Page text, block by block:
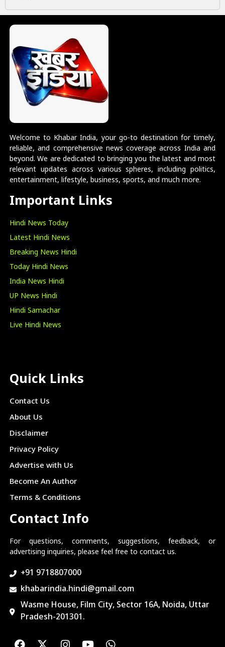
Welcome to Khabar India, your go-to destination for timely,
reliable, and comprehensive news coverage across India and
beyond. We are dedicated to bringing you the latest and most
relevant updates across various spheres, including politics,
entertainment, lifestyle, business, sports, and much more.
Important Links
Hindi News Today
Latest Hindi News
Breaking News Hindi
Today Hindi News
India News Hindi
UP News Hindi
Hindi Samachar
Live Hindi News
Quick Links
Contact Us
About Us
Disclaimer
Privacy Policy
Advertise with Us
Become An Author
Terms & Conditions
Contact Info
For questions, comments, suggestions, feedback, or
advertising inquiries, please feel free to contact us.
+91 9718807000
khabarindia.hindi@gmail.com
Wasme House, Film City, Sector 16A, Noida, Uttar
Pradesh-201301.